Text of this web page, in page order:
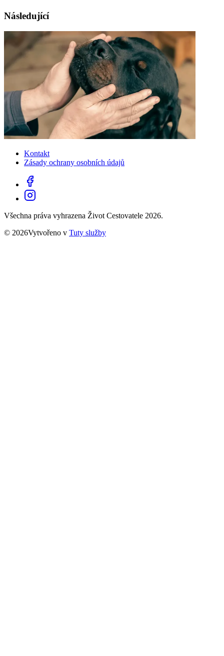
Následující
Kontakt
Zásady ochrany osobních údajů
Všechna práva vyhrazena Život Cestovatele 2026.
© 2026Vytvořeno v Tuty služby